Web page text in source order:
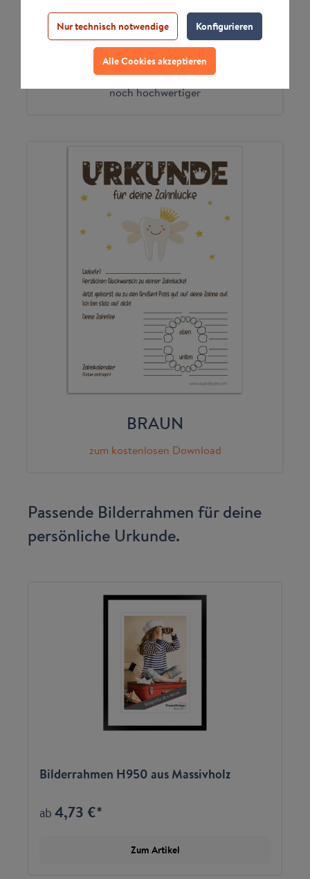
MIT PASSEPARTOUT
noch hochwertiger
BRAUN
zum kostenlosen Download
Passende Bilderrahmen für deine
persönliche Urkunde.
Bilderrahmen H950 aus Massivholz
ab4,73 €*
Zum Artikel
Nur technisch notwendige Konfigurieren
Alle Cookies akzeptieren